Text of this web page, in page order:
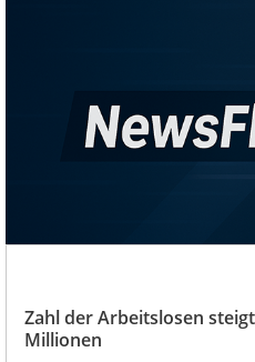
Zahl der Arbeitslosen
Millionen